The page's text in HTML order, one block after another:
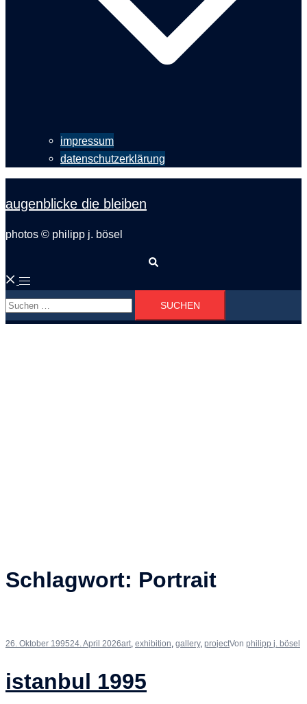
impressum
datenschutzerklärung
augenblicke die bleiben
photos © philipp j. bösel
Menü
umschalten
Suchen
nach:
Schlagwort: Portrait
26. Oktober 199524. April 2026art, exhibition, gallery, projectVon philipp j. bösel
istanbul 1995